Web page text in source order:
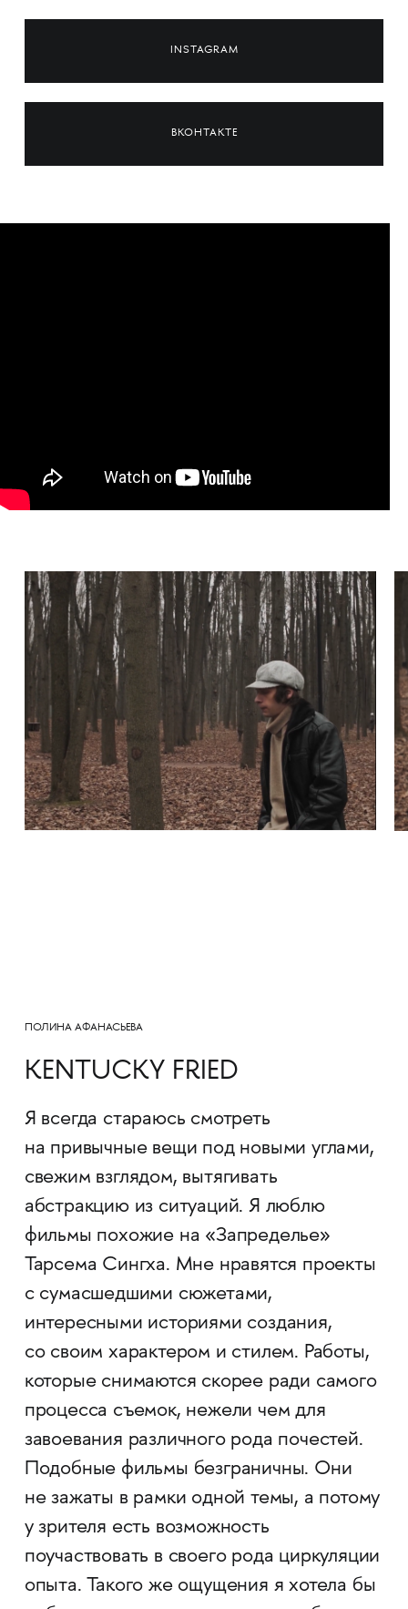
INSTAGRAM
ВКОНТАКТЕ
ПОЛИНА АФАНАСЬЕВА
KENTUCKY FRIED
Я всегда стараюсь смотреть
на привычные вещи под новыми углами,
свежим взглядом, вытягивать
абстракцию из ситуаций. Я люблю
фильмы похожие на «Запределье»
Тарсема Сингха. Мне нравятся проекты
с сумасшедшими сюжетами,
интересными историями создания,
со своим характером и стилем. Работы,
которые снимаются скорее ради самого
процесса съемок, нежели чем для
завоевания различного рода почестей.
Подобные фильмы безграничны. Они
не зажаты в рамки одной темы, а потому
у зрителя есть возможность
поучаствовать в своего рода циркуляции
опыта. Такого же ощущения я хотела бы